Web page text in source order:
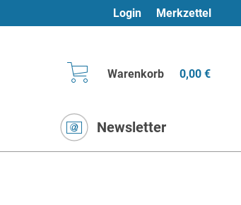
Login Merkzettel
Warenkorb 0,00 €
Newsletter